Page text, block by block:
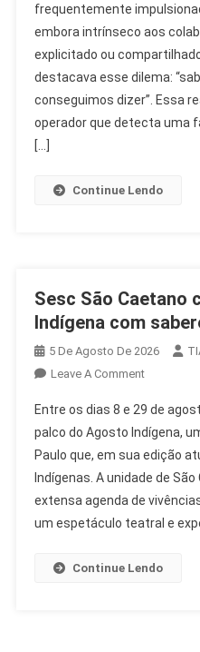
Inovação:
O
Saber
Que
O
frequentemente
embora intrínseco aos
explicitado ou
destacava esse dilema:
conseguimos dizer”. Essa
operador que detecta uma
[…]
Continue Lendo
Sesc São Caetano
Indígena com
5 De Agosto De 2026
Leave A CommentOn
São
Caetano
Celebra
Agosto
Indígena
Com
Ancestrais
Entre os dias 8 e 29 de
palco do Agosto Indígena,
Paulo que, em sua edição
Indígenas. A unidade de
extensa agenda de
um espetáculo teatral e
Continue Lendo